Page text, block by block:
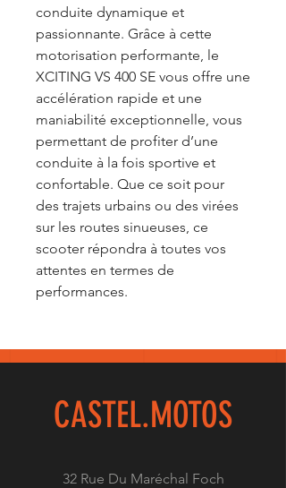
conduite dynamique et
passionnante. Grâce à cette
motorisation performante, le
XCITING VS 400 SE vous offre une
accélération rapide et une
maniabilité exceptionnelle, vous
permettant de profiter d’une
conduite à la fois sportive et
confortable. Que ce soit pour
des trajets urbains ou des virées
sur les routes sinueuses, ce
scooter répondra à toutes vos
attentes en termes de
performances.
CASTEL.MOTOS
32 Rue Du Maréchal Foch